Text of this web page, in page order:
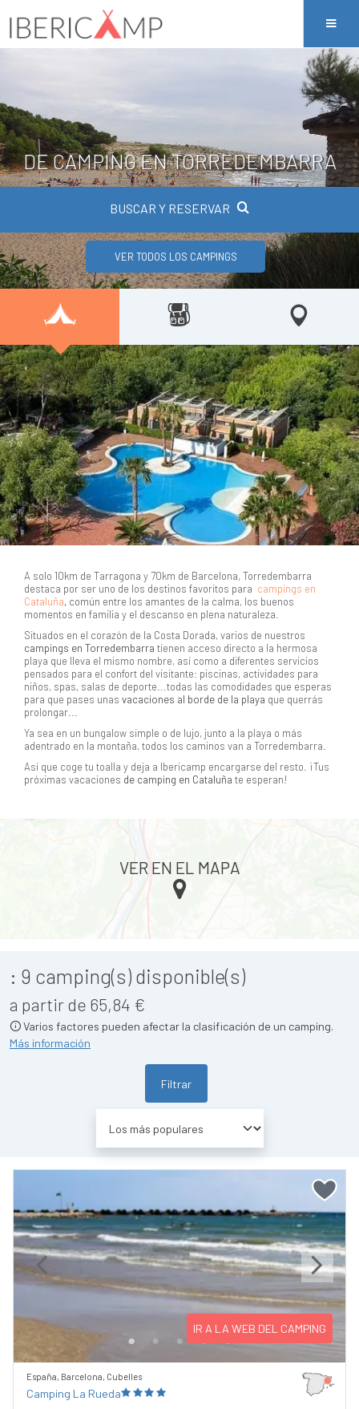
DE CAMPING EN TORREDEMBARRA
BUSCAR Y RESERVAR
VER TODOS LOS CAMPINGS
A solo 10km de Tarragona y 70km de Barcelona, Torredembarra
destaca por ser uno de los destinos favoritos para campings en
Cataluña, común entre los amantes de la calma, los buenos
momentos en familia y el descanso en plena naturaleza.
Situados en el corazón de la Costa Dorada, varios de nuestros
campings en Torredembarra tienen acceso directo a la hermosa
playa que lleva el mismo nombre, así como a diferentes servicios
pensados para el confort del visitante: piscinas, actividades para
niños, spas, salas de deporte...todas las comodidades que esperas
para que pases unas vacaciones al borde de la playa que querrás
prolongar...
Ya sea en un bungalow simple o de lujo, junto a la playa o más
adentrado en la montaña, todos los caminos van a Torredembarra.
Así que coge tu toalla y deja a Ibericamp encargarse del resto. ¡Tus
próximas vacaciones de camping en Cataluña te esperan!
: 9 camping(s) disponible(s)
a partir de 65,84 €
Varios factores pueden afectar la clasificación de un camping.
Más información
Filtrar
Previous Next
IR A LA WEB DEL CAMPING
España, Barcelona, Cubelles
Camping La Rueda
VER EN EL MAPA